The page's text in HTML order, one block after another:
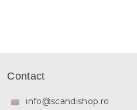
Contact
info@scandishop.ro